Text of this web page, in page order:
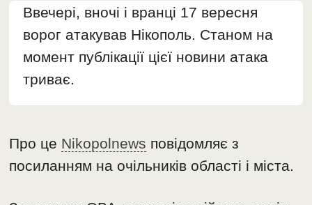
Ввечері, вночі і вранці 17 вересня
ворог атакував Нікополь. Станом на
момент публікації цієї новини атака
триває.
Про це Nikopolnews повідомляє з
посиланням на очільників області і міста.